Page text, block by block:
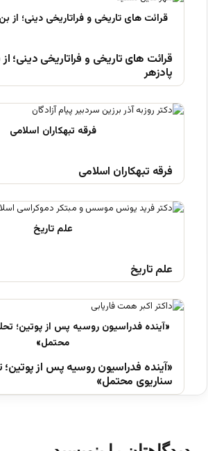
قرائت های تاریخی و فراتاریخی دینی؛
پادزهر
فرقه تبهکاران اسلامی
علم تاریخ
«آینده فدراسیون روسیه پس از
سناریوی محتمل»